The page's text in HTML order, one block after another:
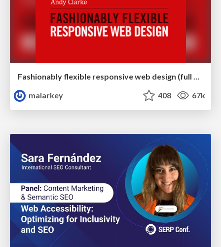
Fashionably flexible responsive web design (full day workshop)
malarkey
408 67k